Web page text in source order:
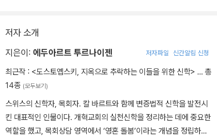
에 한 위대한 러시아 작가를 기가 막히게 해석해낸 창조적인 작품을
읽는 즐거움부터 만끽하기 바란다.
저자 소개
지은이: 에두아르트 투르나이젠 저자파일 신간알림 신청
최근작 : <도스토옙스키, 지옥으로 추락하는 이들을 위한 신학> … 총
14종 (모두보기)
스위스의 신학자, 목회자. 칼 바르트와 함께 변증법적 신학을 발전시
킨 대표적인 인물이다. 개혁교회의 실천신학을 정리하는 데에 중요한
역할을 했고, 목회상담 영역에서 ‘영혼 돌봄’이라는 개념을 정립하여